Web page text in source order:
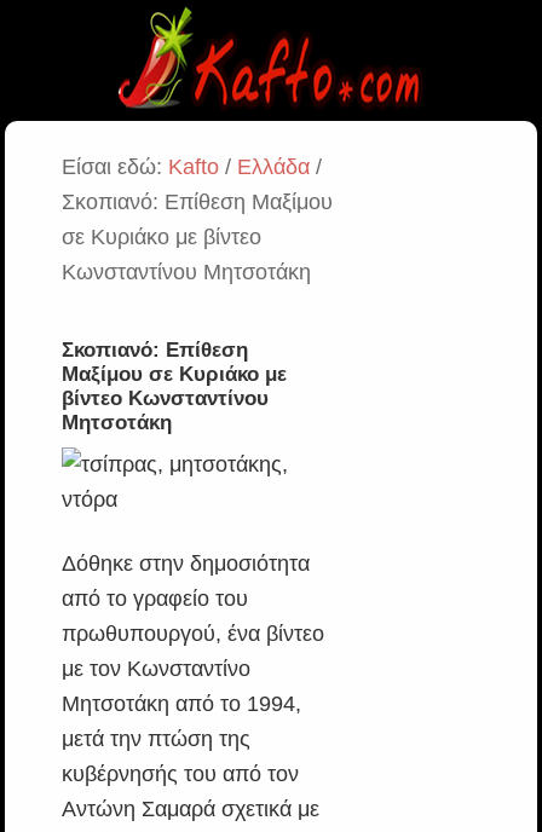
Είσαι εδώ: Kafto/ Ελλάδα/
Σκοπιανό: Επίθεση Μαξίμου
σε Κυριάκο με βίντεο
Κωνσταντίνου Μητσοτάκη
Σκοπιανό: Επίθεση
Μαξίμου σε Κυριάκο με
βίντεο Κωνσταντίνου
Μητσοτάκη
Δόθηκε στην δημοσιότητα
από το γραφείο του
πρωθυπουργού, ένα βίντεο
με τον Κωνσταντίνο
Μητσοτάκη από το 1994,
μετά την πτώση της
κυβέρνησής του από τον
Αντώνη Σαμαρά σχετικά με